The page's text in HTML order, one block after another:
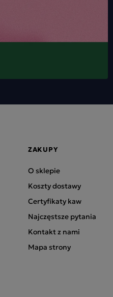
ZAKUPY
O sklepie
Koszty dostawy
Certyfikaty kaw
Najczęstsze pytania
Kontakt z nami
Mapa strony